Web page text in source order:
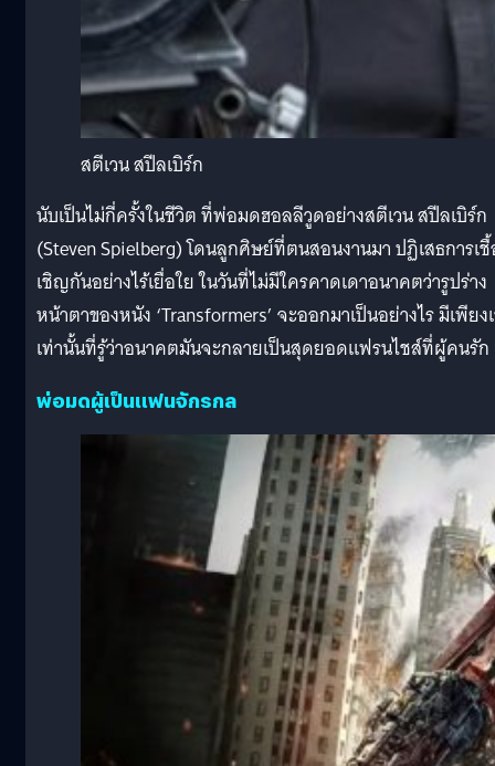
สตีเวน สปีลเบิร์ก
นับเป็นไม่กี่ครั้งในชีวิต ที่พ่อมดฮอลลีวูดอย่างสตีเวน สปีลเบิร์ก
(Steven Spielberg) โดนลูกศิษย์ที่ตนสอนงานมา ปฏิเสธการเ
เชิญกันอย่างไร้เยื่อใย ในวันที่ไม่มีใครคาดเดาอนาคตว่ารูปร่าง
หน้าตาของหนัง ‘Transformers’ จะออกมาเป็นอย่างไร มีเพียง
เท่านั้นที่รู้ว่าอนาคตมันจะกลายเป็นสุดยอดแฟรนไชส์ที่ผู้คนรัก
พ่อมดผู้เป็นแฟนจักรกล